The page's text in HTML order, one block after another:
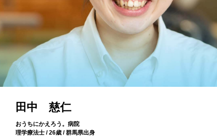
田中 慈仁
おうちにかえろう。病院
理学療法士 / 26歳 / 群馬県出身